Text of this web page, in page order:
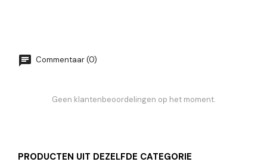
Commentaar (0)
Geen klantenbeoordelingen op het moment.
PRODUCTEN UIT DEZELFDE CATEGORIE